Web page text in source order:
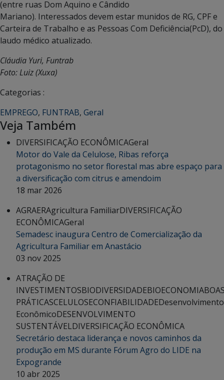
(entre ruas Dom Aquino e Cândido
Mariano). Interessados devem estar munidos de RG, CPF e
Carteira de Trabalho e as Pessoas Com Deficiência(PcD), do
laudo médico atualizado.
Cláudia Yuri, Funtrab
Foto: Luiz (Xuxa)
Categorias :
EMPREGO, FUNTRAB, Geral
Veja Também
DIVERSIFICAÇÃO ECONÔMICAGeral
Motor do Vale da Celulose, Ribas reforça
protagonismo no setor florestal mas abre espaço para
a diversificação com citrus e amendoim
18 mar 2026
AGRAERAgricultura FamiliarDIVERSIFICAÇÃO
ECONÔMICAGeral
Semadesc inaugura Centro de Comercialização da
Agricultura Familiar em Anastácio
03 nov 2025
ATRAÇÃO DE
INVESTIMENTOSBIODIVERSIDADEBIOECONOMIA
PRÁTICASCELULOSECONFIABILIDADEDesenvolvimento
EconômicoDESENVOLVIMENTO
SUSTENTÁVELDIVERSIFICAÇÃO ECONÔMICA
Secretário destaca liderança e novos caminhos da
produção em MS durante Fórum Agro do LIDE na
Expogrande
10 abr 2025